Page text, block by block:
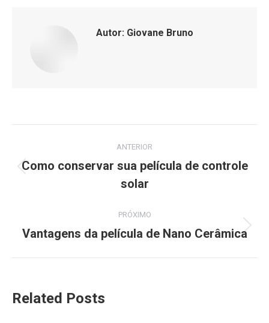
Autor: Giovane Bruno
de
ANTERIOR
Post
anterior:
Como conservar sua película de controle
solar
PRÓXIMO
Próximo
Vantagens da película de Nano Cerâmica
Related Posts